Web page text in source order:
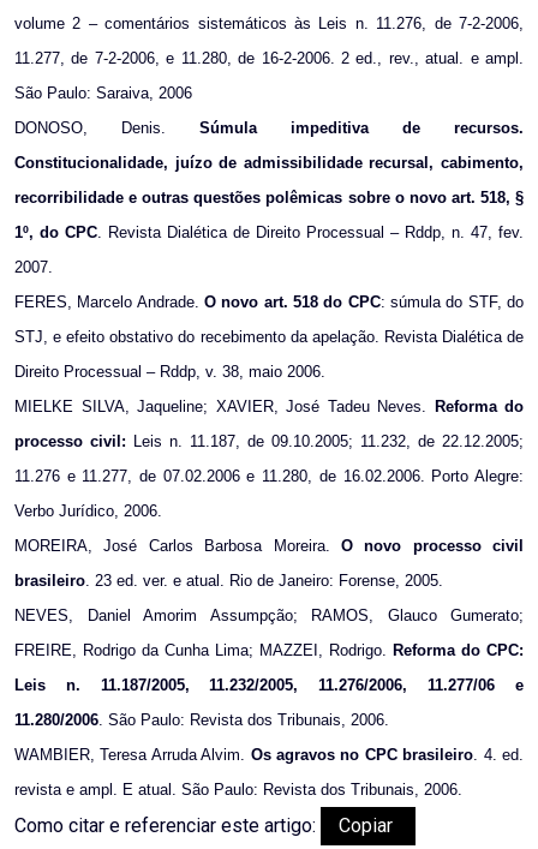
volume 2 – comentários sistemáticos às Leis n. 11.276, de 7-2-2006,
11.277, de 7-2-2006, e 11.280, de 16-2-2006. 2 ed., rev., atual. e ampl.
São Paulo: Saraiva, 2006
DONOSO, Denis. Súmula impeditiva de recursos.
Constitucionalidade, juízo de admissibilidade recursal, cabimento,
recorribilidade e outras questões polêmicas sobre o novo art. 518, §
1º, do CPC. Revista Dialética de Direito Processual – Rddp, n. 47, fev.
2007.
FERES, Marcelo Andrade. O novo art. 518 do CPC: súmula do STF, do
STJ, e efeito obstativo do recebimento da apelação. Revista Dialética de
Direito Processual – Rddp, v. 38, maio 2006.
MIELKE SILVA, Jaqueline; XAVIER, José Tadeu Neves.
Reforma do
processo civil: Leis n. 11.187, de 09.10.2005; 11.232, de 22.12.2005;
11.276 e 11.277, de 07.02.2006 e 11.280, de 16.02.2006. Porto Alegre:
Verbo Jurídico, 2006.
MOREIRA, José Carlos Barbosa Moreira. O novo processo civil
brasileiro. 23 ed. ver. e atual. Rio de Janeiro: Forense, 2005.
NEVES, Daniel Amorim Assumpção; RAMOS, Glauco Gumerato;
FREIRE, Rodrigo da Cunha Lima; MAZZEI, Rodrigo. Reforma do CPC:
Leis n. 11.187/2005, 11.232/2005, 11.276/2006, 11.277/06 e
11.280/2006. São Paulo: Revista dos Tribunais, 2006.
WAMBIER, Teresa Arruda Alvim. Os agravos no CPC brasileiro. 4. ed.
revista e ampl. E atual. São Paulo: Revista dos Tribunais, 2006.
Como citar e referenciar este artigo:
Copiar